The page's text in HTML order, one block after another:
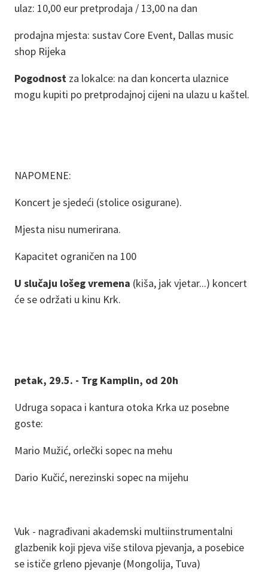
ulaz: 10,00 eur pretprodaja / 13,00 na dan
prodajna mjesta: sustav Core Event, Dallas music
shop Rijeka
Pogodnost za lokalce: na dan koncerta ulaznice
mogu kupiti po pretprodajnoj cijeni na ulazu u kaštel.
NAPOMENE:
Koncert je sjedeći (stolice osigurane).
Mjesta nisu numerirana.
Kapacitet ograničen na 100
U slučaju lošeg vremena (kiša, jak vjetar...) koncert
će se održati u kinu Krk.
petak, 29.5. - Trg Kamplin, od 20h
Udruga sopaca i kantura otoka Krka uz posebne
goste:
Mario Mužić, orlečki sopec na mehu
Dario Kučić, nerezinski sopec na mijehu
Vuk - nagrađivani akademski multiinstrumentalni
glazbenik koji pjeva više stilova pjevanja, a posebice
se ističe grleno pjevanje (Mongolija, Tuva)